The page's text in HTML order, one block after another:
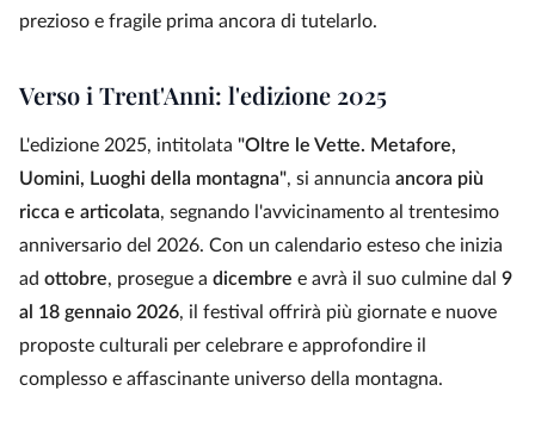
prezioso e fragile prima ancora di tutelarlo.
Verso i Trent'Anni: l'edizione 2025
L'edizione 2025, intitolata "Oltre le Vette. Metafore,
Uomini, Luoghi della montagna", si annuncia ancora più
ricca e articolata, segnando l'avvicinamento al trentesimo
anniversario del 2026. Con un calendario esteso che inizia
ad ottobre, prosegue a dicembre e avrà il suo culmine dal 9
al 18 gennaio 2026, il festival offrirà più giornate e nuove
proposte culturali per celebrare e approfondire il
complesso e affascinante universo della montagna.